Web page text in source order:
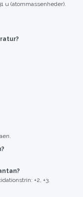
u (atommassenheder).
+2, +3.